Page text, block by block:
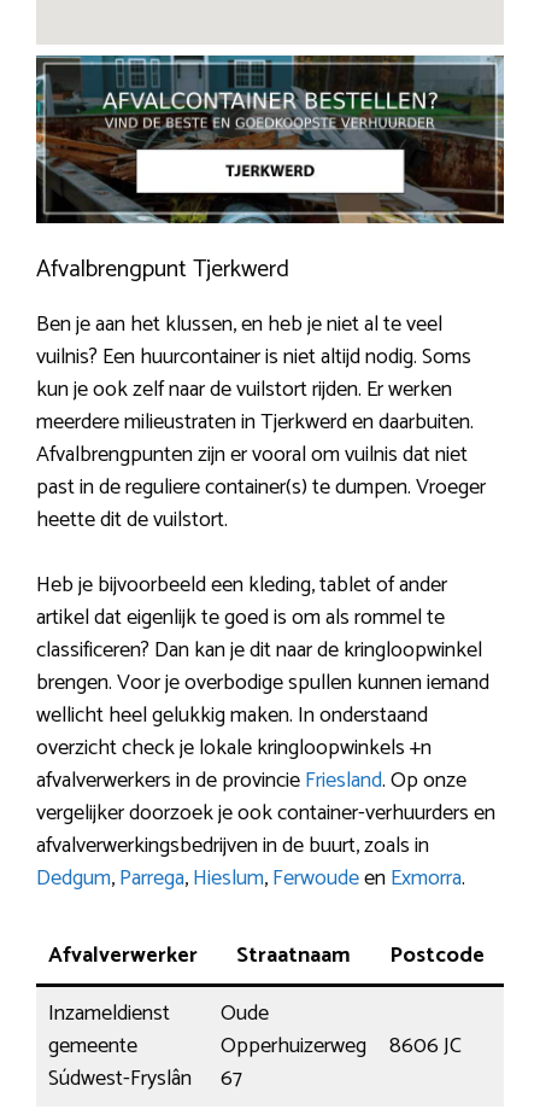
Afvalbrengpunt Tjerkwerd
Ben je aan het klussen, en heb je niet al te veel
vuilnis? Een huurcontainer is niet altijd nodig. Soms
kun je ook zelf naar de vuilstort rijden. Er werken
meerdere milieustraten in Tjerkwerd en daarbuiten.
Afvalbrengpunten zijn er vooral om vuilnis dat niet
past in de reguliere container(s) te dumpen. Vroeger
heette dit de vuilstort.
Heb je bijvoorbeeld een kleding, tablet of ander
artikel dat eigenlijk te goed is om als rommel te
classificeren? Dan kan je dit naar de kringloopwinkel
brengen. Voor je overbodige spullen kunnen iemand
wellicht heel gelukkig maken. In onderstaand
overzicht check je lokale kringloopwinkels +n
afvalverwerkers in de provincieFriesland. Op onze
vergelijker doorzoek je ook container-verhuurders en
afvalverwerkingsbedrijven in de buurt, zoals in
Dedgum,Parrega,Hieslum,FerwoudeenExmorra.
Afvalverwerker Straatnaam Postcode
Inzameldienst
gemeente
Súdwest-Fryslân
Oude
Opperhuizerweg
67
8606 JC